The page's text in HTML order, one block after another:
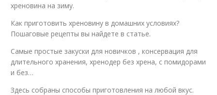
хреновина на зиму.
Как приготовить хреновину в домашних условиях?
Пошаговые рецепты вы найдете в статье.
Самые простые закуски для новичков , консервация для
длительного хранения, хренодер без хрена, с помидорами
и без…
Здесь собраны способы приготовления на любой вкус.